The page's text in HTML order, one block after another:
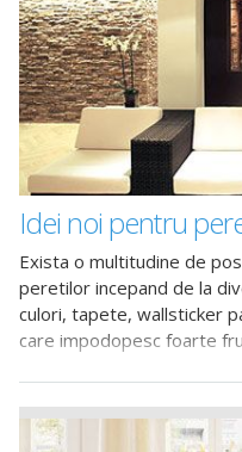
Idei noi pentru
Exista o multitudine de
peretilor incepand de la
culori, tapete, wallsticker
care impodopesc foarte